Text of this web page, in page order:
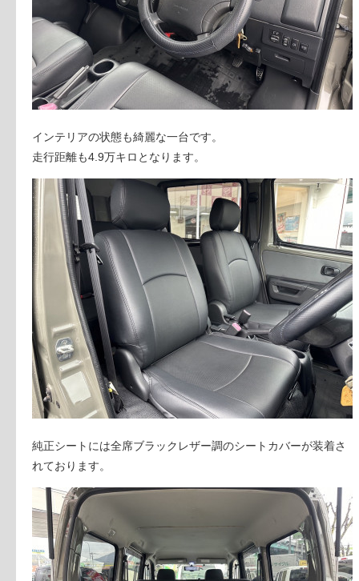
インテリアの状態も綺麗な一台です。
走行距離も4.9万キロとなります。
純正シートには全席ブラックレザー調のシートカバーが装着さ
れております。